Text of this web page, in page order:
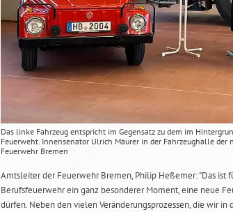
Das linke Fahrzeug entspricht im Gegensatz zu dem im
Feuerweht. Innensenator Ulrich Mäurer in der Fahrzeughalle der
Feuerwehr Bremen
Amtsleiter der Feuerwehr Bremen, Philip Heßemer: "Das
Berufsfeuerwehr ein ganz besonderer Moment, eine neue
dürfen. Neben den vielen Veränderungsprozessen, die wir